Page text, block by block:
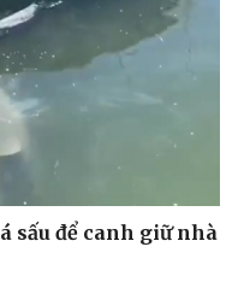
sấu để canh giữ nhà